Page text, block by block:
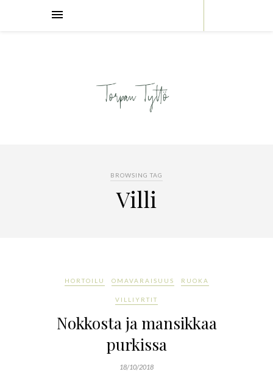
BROWSING TAG
Villi
HORTOILU OMAVARAISUUS RUOKA
VILLIYRTIT
Nokkosta ja mansikkaa
purkissa
18/10/2018